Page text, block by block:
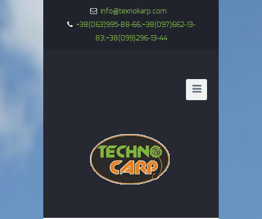
info@texnokarp.com
+38(063)995-88-66;+38(097)662-13-
83;+38(099)296-13-44